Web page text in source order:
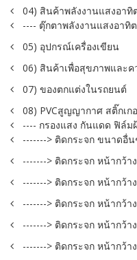
04) สินค้าพลังงานแสงอาทิ
---- ตุ๊กตาพลังงานแสงอาทิ
05) อุปกรณ์เครื่องเขียน
06) สินค้าเพื่อสุขภาพและค
07) ของตกแต่งในรถยนต์
08) PVCสูญญากาศ สติ๊กเ
---- กรองแสง กันแดด ฟิล์ม
-------> ติดกระจก ขนาดอื่น
-------> ติดกระจก หน้ากว้า
-------> ติดกระจก หน้ากว้า
-------> ติดกระจก หน้ากว้า
-------> ติดกระจก หน้ากว้า
-------> ติดกระจก หน้ากว้า